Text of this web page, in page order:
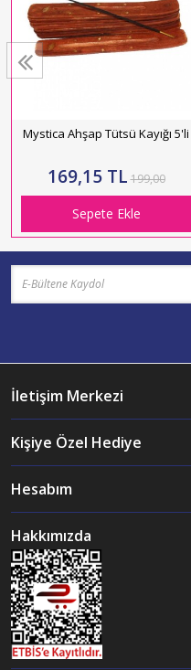
Mystica Ahşap Tütsü Kayığı 5'li
169,15 TL 199,00
Sepete Ekle
İletişim Merkezi
Kişiye Özel Hediye
Hesabım
Hakkımızda